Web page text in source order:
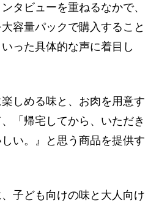
タビューを重ねるなかで、
容量パックで購入すること
った具体的な声に着目し
しめる味と、お肉を用意す
「帰宅してから、いただき
い。』と思う商品を提供す
子ども向けの味と大人向け